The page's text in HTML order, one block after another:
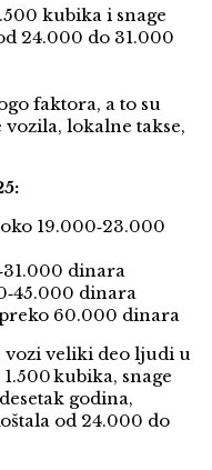
kubika i snage
24.000 do 31.000
faktora, a to su
lokalne takse,
19.000‑23.000
dinara
dinara
60.000 dinara
vozi veliki deo ljudi u
kubika, snage
godina,
od 24.000 do